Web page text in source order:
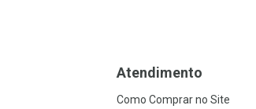
Atendimento
Como Comprar no Site